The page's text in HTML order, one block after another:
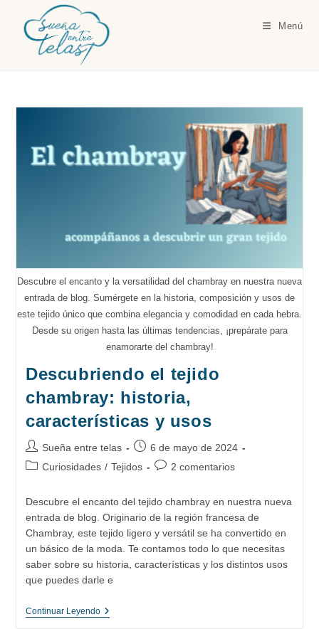
contenido
Menú
Descubre el encanto y la versatilidad del chambray en nuestra nueva
entrada de blog. Sumérgete en la historia, composición y usos de
este tejido único que combina elegancia y comodidad en cada hebra.
Desde su origen hasta las últimas tendencias, ¡prepárate para
enamorarte del chambray!
Descubriendo el tejido
chambray: historia,
características y usos
Autor
de
Sueña entre telas
Publicación
6 de mayo de 2024
Categoría
Curiosidades / Tejidos
Comentarios
2 comentarios
Descubre el encanto del tejido chambray en nuestra nueva
entrada de blog. Originario de la región francesa de
Chambray, este tejido ligero y versátil se ha convertido en
un básico de la moda. Te contamos todo lo que necesitas
saber sobre su historia, características y los distintos usos
que puedes darle e
Continuar LeyendoDescubriendo